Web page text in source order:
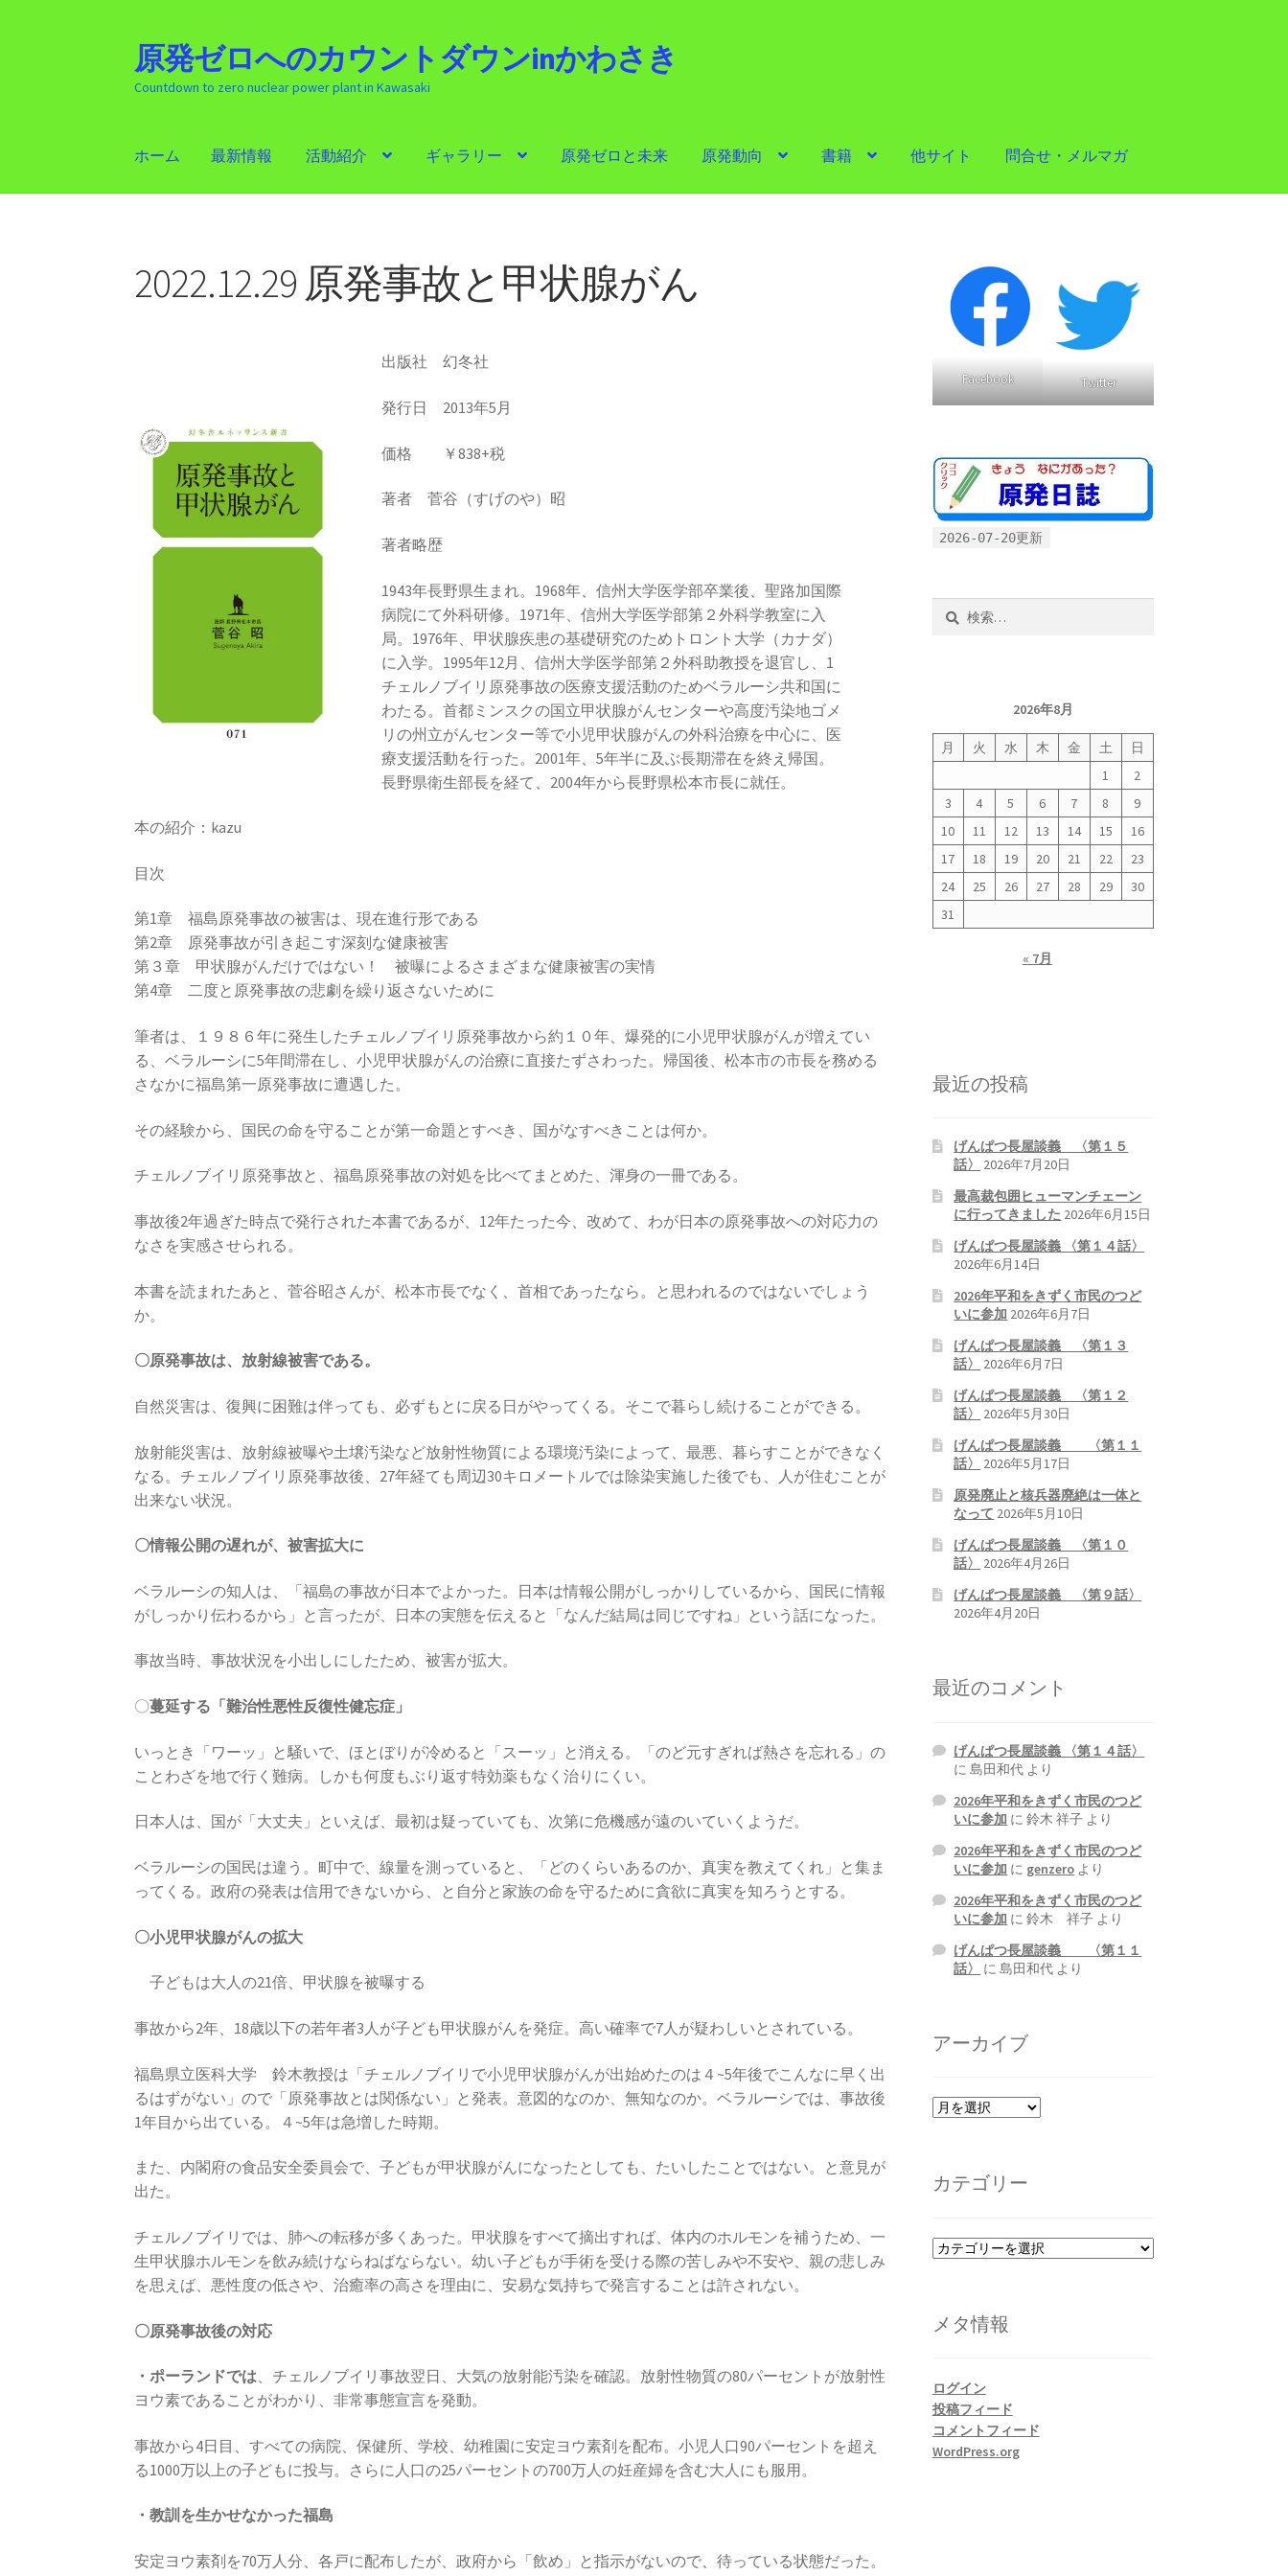
ナ
ビ
ゲ
シ
ン
キ
ッ
コ
ン
テ
ツ
ス
プ
原発ゼロへのカウントダウンinかわさき
Countdown to zero nuclear power plant in Kawasaki
ホーム 最新情報 活動紹介 ギャラリー 原発ゼロと未来 原発動向 書籍 他サイト 問合せ・メルマガ
2022.12.29 原発事故と甲状腺がん
出版社 幻冬社
発行日 2013年5月
価格 ￥838+税
著者 菅谷（すげのや）昭
著者略歴
1943年長野県生まれ。1968年、信州大学医学部卒業後、聖路加国際
病院にて外科研修。1971年、信州大学医学部第２外科学教室に入
局。1976年、甲状腺疾患の基礎研究のためトロント大学（カナダ）
に入学。1995年12月、信州大学医学部第２外科助教授を退官し、1
チェルノブイリ原発事故の医療支援活動のためベラルーシ共和国に
わたる。首都ミンスクの国立甲状腺がんセンターや高度汚染地ゴメ
リの州立がんセンター等で小児甲状腺がんの外科治療を中心に、医
療支援活動を行った。2001年、5年半に及ぶ長期滞在を終え帰国。
長野県衛生部長を経て、2004年から長野県松本市長に就任。
本の紹介：kazu
目次
第1章 福島原発事故の被害は、現在進行形である
第2章 原発事故が引き起こす深刻な健康被害
第３章 甲状腺がんだけではない！ 被曝によるさまざまな健康被害の実情
第4章 二度と原発事故の悲劇を繰り返さないために
筆者は、１９８６年に発生したチェルノブイリ原発事故から約１０年、爆発的に小児甲状腺がんが増えてい
る、ベラルーシに5年間滞在し、小児甲状腺がんの治療に直接たずさわった。帰国後、松本市の市長を務める
さなかに福島第一原発事故に遭遇した。
その経験から、国民の命を守ることが第一命題とすべき、国がなすべきことは何か。
チェルノブイリ原発事故と、福島原発事故の対処を比べてまとめた、渾身の一冊である。
事故後2年過ぎた時点で発行された本書であるが、12年たった今、改めて、わが日本の原発事故への対応力の
なさを実感させられる。
本書を読まれたあと、菅谷昭さんが、松本市長でなく、首相であったなら。と思われるのではないでしょう
か。
〇原発事故は、放射線被害である。
自然災害は、復興に困難は伴っても、必ずもとに戻る日がやってくる。そこで暮らし続けることができる。
放射能災害は、放射線被曝や土壌汚染など放射性物質による環境汚染によって、最悪、暮らすことができなく
なる。チェルノブイリ原発事故後、27年経ても周辺30キロメートルでは除染実施した後でも、人が住むことが
出来ない状況。
〇情報公開の遅れが、被害拡大に
ベラルーシの知人は、「福島の事故が日本でよかった。日本は情報公開がしっかりしているから、国民に情報
がしっかり伝わるから」と言ったが、日本の実態を伝えると「なんだ結局は同じですね」という話になった。
事故当時、事故状況を小出しにしたため、被害が拡大。
〇蔓延する「難治性悪性反復性健忘症」
いっとき「ワーッ」と騒いで、ほとぼりが冷めると「スーッ」と消える。「のど元すぎれば熱さを忘れる」の
ことわざを地で行く難病。しかも何度もぶり返す特効薬もなく治りにくい。
日本人は、国が「大丈夫」といえば、最初は疑っていても、次第に危機感が遠のいていくようだ。
ベラルーシの国民は違う。町中で、線量を測っていると、「どのくらいあるのか、真実を教えてくれ」と集ま
ってくる。政府の発表は信用できないから、と自分と家族の命を守るために貪欲に真実を知ろうとする。
〇小児甲状腺がんの拡大
子どもは大人の21倍、甲状腺を被曝する
事故から2年、18歳以下の若年者3人が子ども甲状腺がんを発症。高い確率で7人が疑わしいとされている。
福島県立医科大学 鈴木教授は「チェルノブイリで小児甲状腺がんが出始めたのは４~5年後でこんなに早く出
るはずがない」ので「原発事故とは関係ない」と発表。意図的なのか、無知なのか。ベラルーシでは、事故後
1年目から出ている。４~5年は急増した時期。
また、内閣府の食品安全委員会で、子どもが甲状腺がんになったとしても、たいしたことではない。と意見が
出た。
チェルノブイリでは、肺への転移が多くあった。甲状腺をすべて摘出すれば、体内のホルモンを補うため、一
生甲状腺ホルモンを飲み続けならねばならない。幼い子どもが手術を受ける際の苦しみや不安や、親の悲しみ
を思えば、悪性度の低さや、治癒率の高さを理由に、安易な気持ちで発言することは許されない。
〇原発事故後の対応
・ポーランドでは、チェルノブイリ事故翌日、大気の放射能汚染を確認。放射性物質の80パーセントが放射性
ヨウ素であることがわかり、非常事態宣言を発動。
事故から4日目、すべての病院、保健所、学校、幼稚園に安定ヨウ素剤を配布。小児人口90パーセントを超え
る1000万以上の子どもに投与。さらに人口の25パーセントの700万人の妊産婦を含む大人にも服用。
・教訓を生かせなかった福島
安定ヨウ素剤を70万人分、各戸に配布したが、政府から「飲め」と指示がないので、待っている状態だった。
Facebook Twitter
2026-07-20更新
2026年8月
月 火 水 木 金 土
日
1
2
3
4 5 6 7 8
9
10
11 12 13 14 15
16
17
18 19 20 21 22
23
24
25 26 27 28 29
30
31
« 7月
最近の投稿
げんぱつ長屋談義 〈第１５
話〉
2026年7月20日
最高裁包囲ヒューマンチェーン
に行ってきました 2026年6月15日
げんぱつ長屋談義 〈第１４話〉
2026年6月14日
2026年平和をきずく市民のつど
いに参加 2026年6月7日
げんぱつ長屋談義 〈第１３
話〉
2026年6月7日
げんぱつ長屋談義 〈第１２
話〉
2026年5月30日
げんぱつ長屋談義 〈第１１
話〉
2026年5月17日
原発廃止と核兵器廃絶は一体と
なって 2026年5月10日
げんぱつ長屋談義 〈第１０
話〉
2026年4月26日
げんぱつ長屋談義 〈第９話〉
2026年4月20日
最近のコメント
げんぱつ長屋談義 〈第１４話〉
に島田和代 より
2026年平和をきずく市民のつど
いに参加 に鈴木 祥子 より
2026年平和をきずく市民のつど
いに参加 に genzero より
2026年平和をきずく市民のつど
いに参加 に鈴木 祥子 より
げんぱつ長屋談義 〈第１１
話〉
に島田和代 より
アーカイブ
ア
ブ
カテゴリー
カ
ー
メタ情報
ログイン
投稿フィード
コメントフィード
WordPress.org